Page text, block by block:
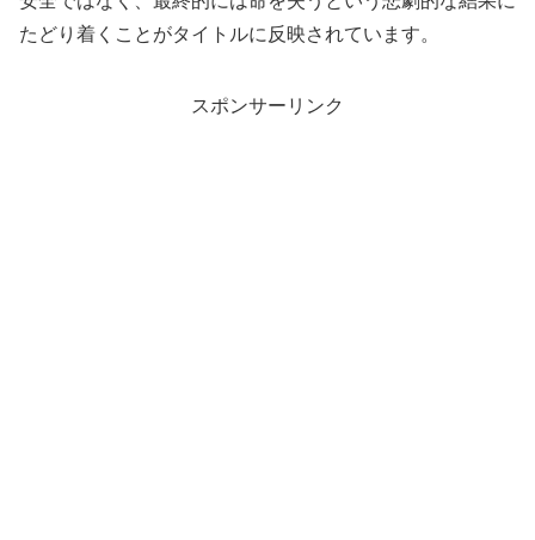
たどり着くことがタイトルに反映されています。
スポンサーリンク